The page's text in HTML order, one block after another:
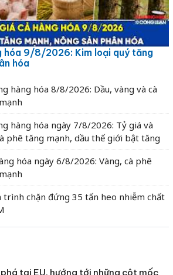
hóa 9/8/2026: Kim loại quý tăng
hóa
hàng hóa 8/8/2026: Dầu, vàng và cà
hàng hóa ngày 7/8/2026: Tỷ giá và
phê tăng mạnh, dầu thế giới bật tăng
hóa ngày 6/8/2026: Vàng, cà phê
trình chặn đứng 35 tấn heo nhiễm chất
tại EU, hướng tới những cột mốc